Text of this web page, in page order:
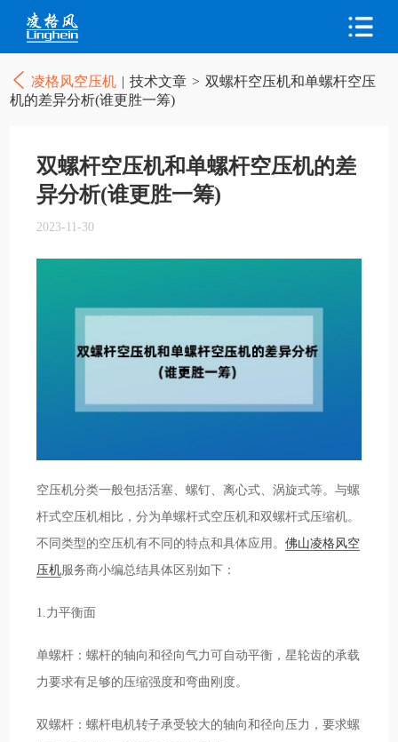
凌格风空压机 | 技术文章 > 双螺杆空压机和单螺杆空压
机的差异分析(谁更胜一筹)
双螺杆空压机和单螺杆空压机的差
异分析(谁更胜一筹)
2023-11-30
空压机分类一般包括活塞、螺钉、离心式、涡旋式等。与螺
杆式空压机相比，分为单螺杆式空压机和双螺杆式压缩机。
不同类型的空压机有不同的特点和具体应用。佛山凌格风空
压机服务商小编总结具体区别如下：
1.力平衡面
单螺杆：螺杆的轴向和径向气力可自动平衡，星轮齿的承载
力要求有足够的压缩强度和弯曲刚度。
双螺杆：螺杆电机转子承受较大的轴向和径向压力，要求螺